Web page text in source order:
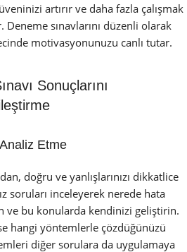
artırır ve daha fazla çalışmak
sınavlarını düzenli olarak
motivasyonunuzu canlı tutar.
Sonuçlarını
Etme
doğru ve yanlışlarınızı dikkatlice
soruları inceleyerek nerede hata
ve bu konularda kendinizi geliştirin.
hangi yöntemlerle çözdüğünüzü
diğer sorulara da uygulamaya